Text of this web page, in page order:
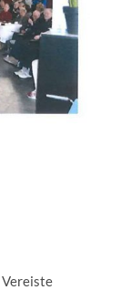
Vereiste